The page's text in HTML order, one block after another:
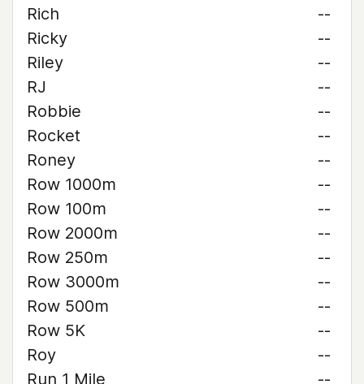
Rich
--
Ricky
--
Riley
--
RJ
--
Robbie
--
Rocket
--
Roney
--
Row 1000m
--
Row 100m
--
Row 2000m
--
Row 250m
--
Row 3000m
--
Row 500m
--
Row 5K
--
Roy
--
Run 1 Mile
--